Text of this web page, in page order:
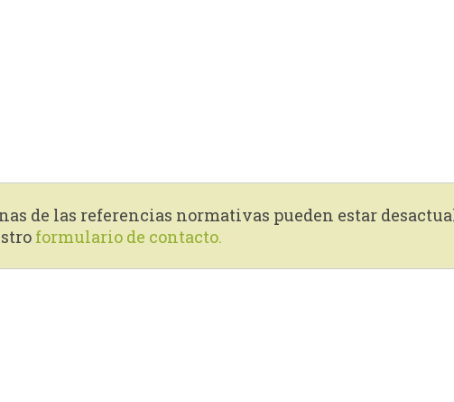
de las referencias normativas pueden estar
formulario de contacto.